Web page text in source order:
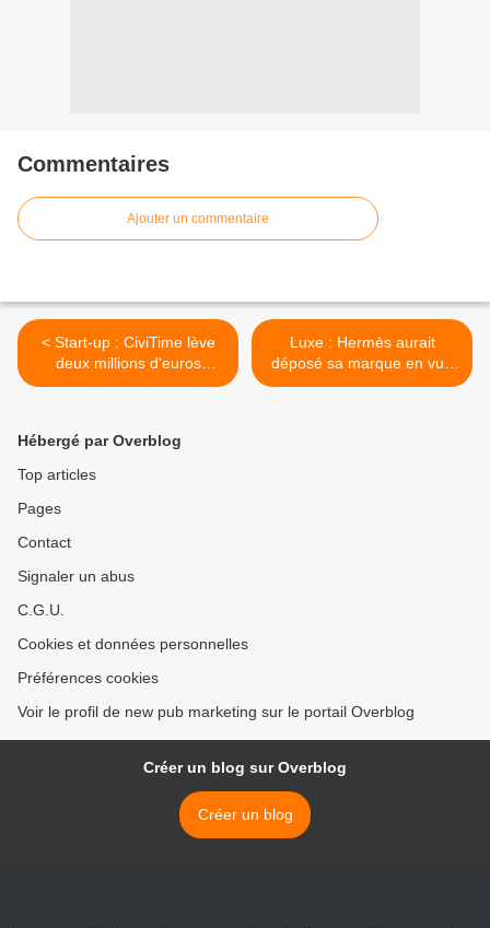
Commentaires
Ajouter un commentaire
< Start-up : CiviTime lève
deux millions d'euros
auprès de plusieurs
Luxe : Hermès aurait
déposé sa marque en vue
d'applications métaverse et
Hébergé par Overblog
Top articles
Pages
Contact
Signaler un abus
C.G.U.
Cookies et données personnelles
Préférences cookies
Voir le profil de new pub marketing sur le portail Overblog
Créer un blog sur Overblog
Créer un blog